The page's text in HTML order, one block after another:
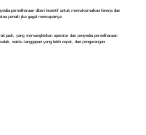
pemeliharaan diberi insentif untuk memaksimalkan kinerja dan
penalti jika gagal mencapainya.
jauh, yang memungkinkan operator dan penyedia pemeliharaan
waktu tanggapan yang lebih cepat, dan pengurangan